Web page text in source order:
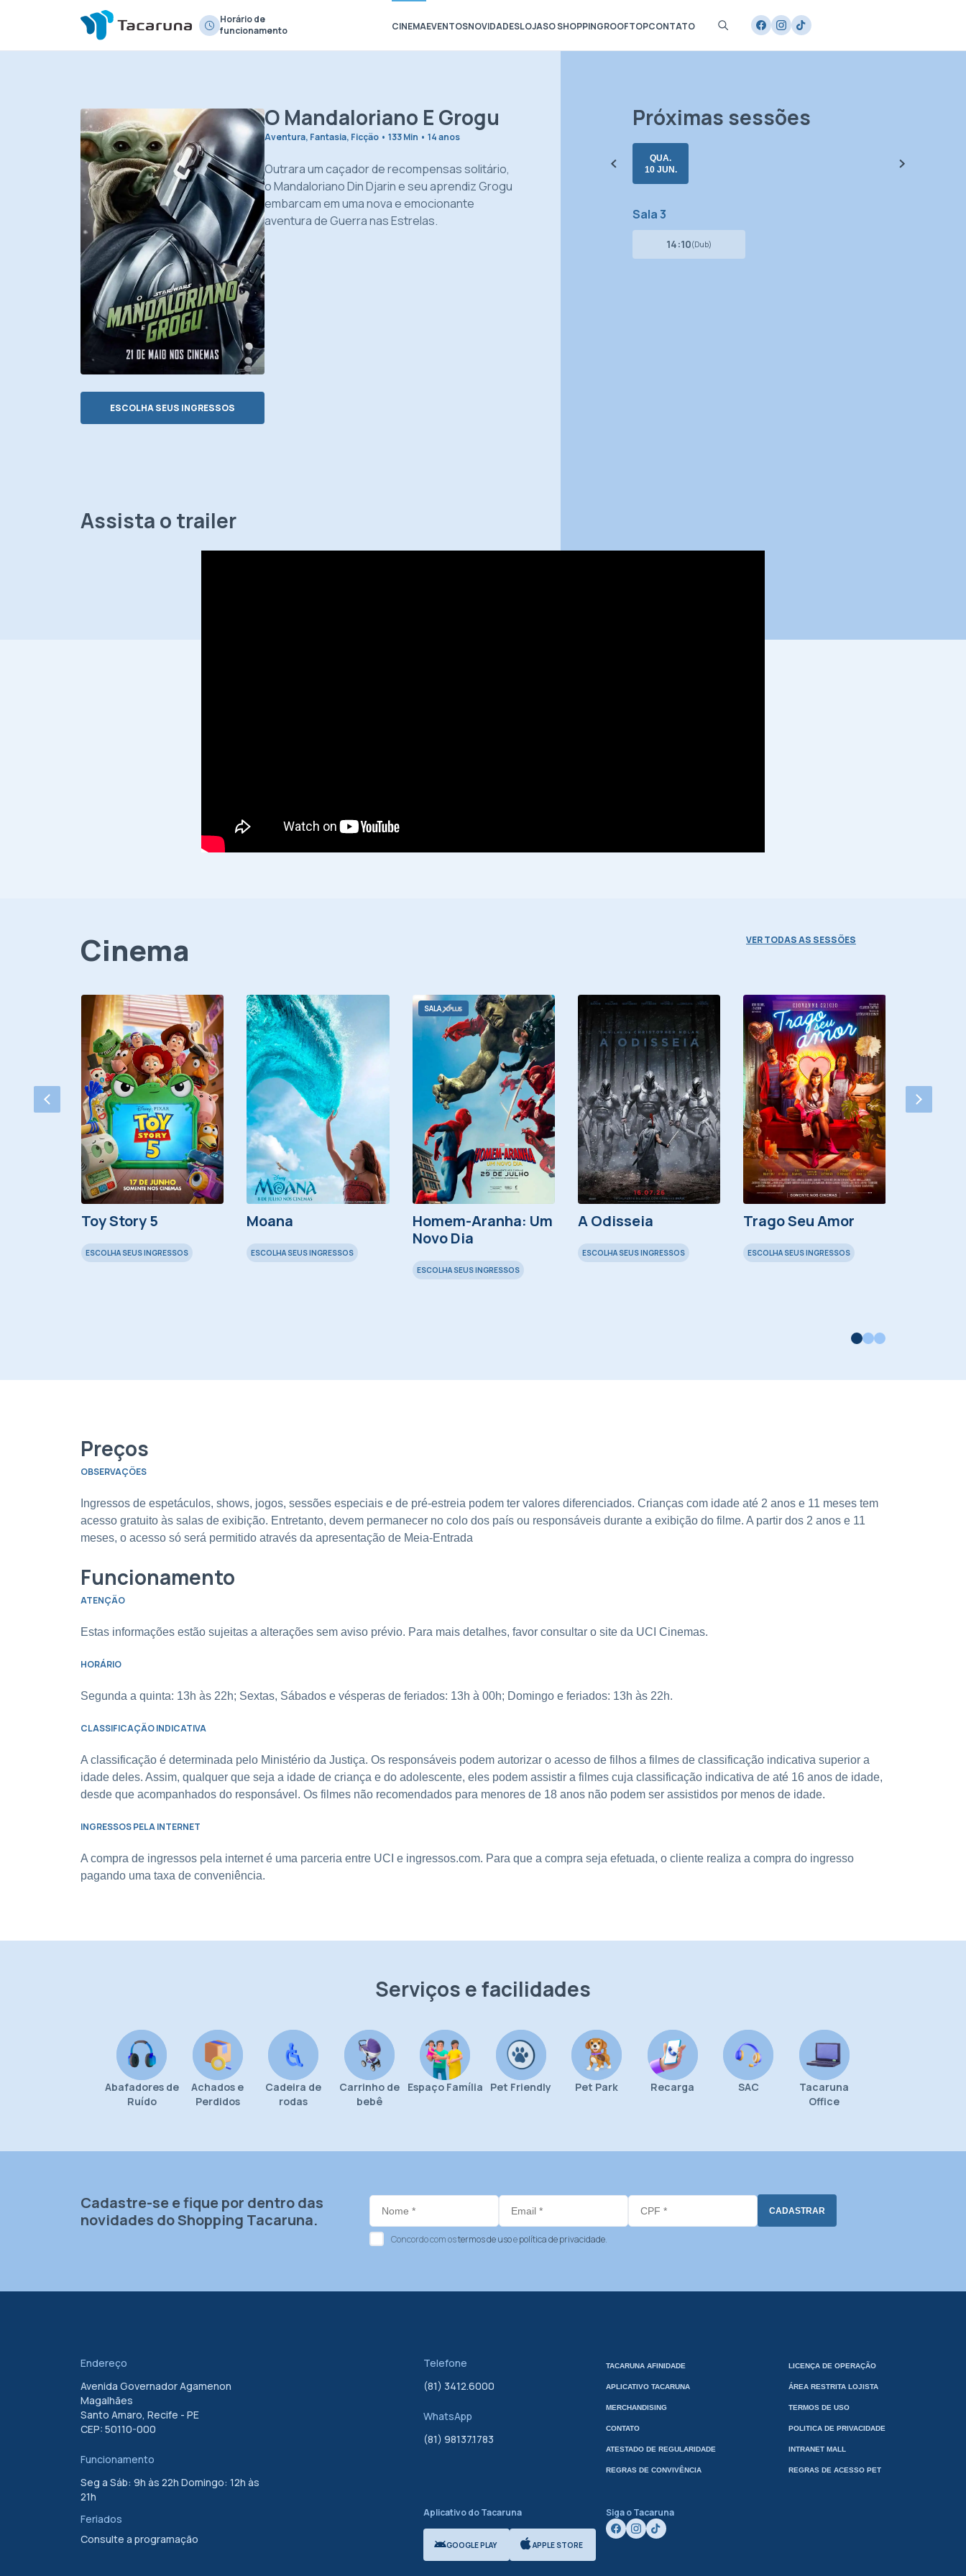
Horário de
funcionamento
CINEMAEVENTOSNOVIDADESLOJASO SHOPPINGROOFTOPCONTATO
ESCOLHA SEUS INGRESSOS
O Mandaloriano E Grogu
Aventura, Fantasia, Ficção • 133 Min • 14 anos
Outrara um caçador de recompensas solitário,
o Mandaloriano Din Djarin e seu aprendiz Grogu
embarcam em uma nova e emocionante
aventura de Guerra nas Estrelas.
Próximas sessões
QUA.
10 JUN.
Sala 3
14:10(Dub)
Assista o trailer
Cinema VER TODAS AS SESSÕES
Toy Story 5
ESCOLHA SEUS INGRESSOS
Moana
ESCOLHA SEUS INGRESSOS
SALA
Homem-Aranha: Um
Novo Dia
ESCOLHA SEUS INGRESSOS
A Odisseia
ESCOLHA SEUS INGRESSOS
Trago Seu Amor
ESCOLHA SEUS INGRESSOS
Preços
OBSERVAÇÕES
Ingressos de espetáculos, shows, jogos, sessões especiais e de pré-estreia podem ter valores diferenciados. Crianças com idade até 2 anos e 11 meses tem
acesso gratuito às salas de exibição. Entretanto, devem permanecer no colo dos país ou responsáveis durante a exibição do filme. A partir dos 2 anos e 11
meses, o acesso só será permitido através da apresentação de Meia-Entrada
Funcionamento
ATENÇÃO
Estas informações estão sujeitas a alterações sem aviso prévio. Para mais detalhes, favor consultar o site da UCI Cinemas.
HORÁRIO
Segunda a quinta: 13h às 22h; Sextas, Sábados e vésperas de feriados: 13h à 00h; Domingo e feriados: 13h às 22h.
CLASSIFICAÇÃO INDICATIVA
A classificação é determinada pelo Ministério da Justiça. Os responsáveis podem autorizar o acesso de filhos a filmes de classificação indicativa superior a
idade deles. Assim, qualquer que seja a idade de criança e do adolescente, eles podem assistir a filmes cuja classificação indicativa de até 16 anos de idade,
desde que acompanhados do responsável. Os filmes não recomendados para menores de 18 anos não podem ser assistidos por menos de idade.
INGRESSOS PELA INTERNET
A compra de ingressos pela internet é uma parceria entre UCI e ingressos.com. Para que a compra seja efetuada, o cliente realiza a compra do ingresso
pagando uma taxa de conveniência.
Serviços e facilidades
Abafadores de
Ruído
Achados e
Perdidos
Cadeira de
rodas
Carrinho de
bebê
Espaço Família Pet Friendly Pet Park Recarga SAC
Tacaruna
Office
Cadastre-se e fique por dentro das
novidades do Shopping Tacaruna.
Concordo com ostermos de usoepolítica de privacidade.
Endereço
Avenida Governador Agamenon
Magalhães
Santo Amaro, Recife - PE
CEP: 50110-000
Funcionamento
Seg a Sáb: 9h às 22h Domingo: 12h às
21h
Feriados
Consulte a programação
Telefone
(81) 3412.6000
WhatsApp
(81) 98137.1783
TACARUNA AFINIDADE
APLICATIVO TACARUNA
MERCHANDISING
CONTATO
ATESTADO DE REGULARIDADE
REGRAS DE CONVIVÊNCIA
LICENÇA DE OPERAÇÃO
ÁREA RESTRITA LOJISTA
TERMOS DE USO
POLITICA DE PRIVACIDADE
INTRANET MALL
REGRAS DE ACESSO PET
Aplicativo do Tacaruna
GOOGLE PLAY APPLE STORE
Siga o Tacaruna